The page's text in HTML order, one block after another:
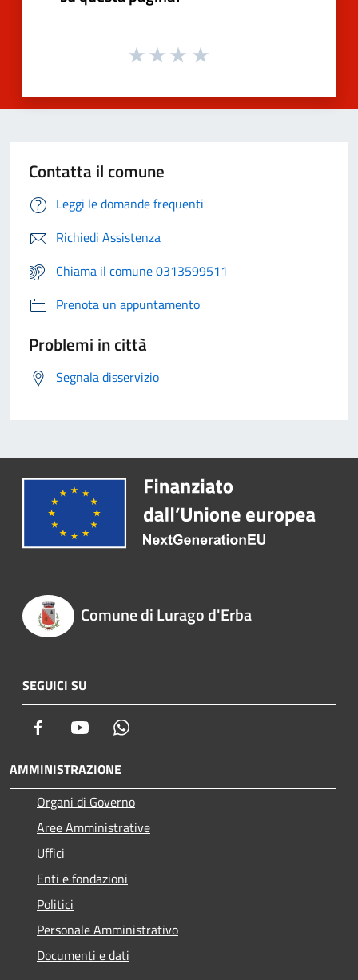
Contatta il comune
Leggi le domande frequenti
Richiedi Assistenza
Chiama il comune 0313599511
Prenota un appuntamento
Problemi in città
Segnala disservizio
Comune di Lurago d'Erba
SEGUICI SU
Facebook Youtube
AMMINISTRAZIONE
Organi di Governo
Aree Amministrative
Uffici
Enti e fondazioni
Politici
Personale Amministrativo
Documenti e dati